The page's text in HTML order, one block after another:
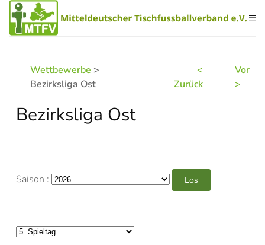
Zum Hauptinhalt springen
Wettbewerbe >
Bezirksliga Ost
<
Zurück
Vor
>
Bezirksliga Ost
Saison :